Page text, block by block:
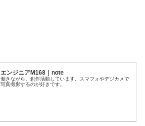
エンジニアM168｜note
働きながら、創作活動しています。スマフォやデジカメで
写真撮影するのが好きです。